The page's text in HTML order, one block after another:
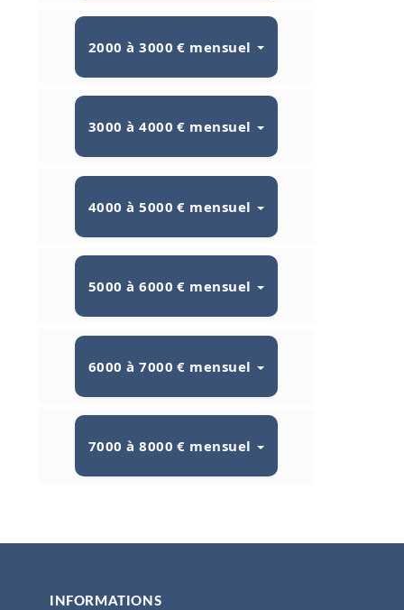
2000 à 3000 € mensuel
3000 à 4000 € mensuel
4000 à 5000 € mensuel
5000 à 6000 € mensuel
6000 à 7000 € mensuel
7000 à 8000 € mensuel
INFORMATIONS